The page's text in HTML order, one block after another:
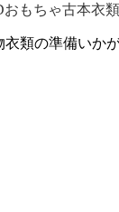
おもちゃ古本衣類
類の準備いか